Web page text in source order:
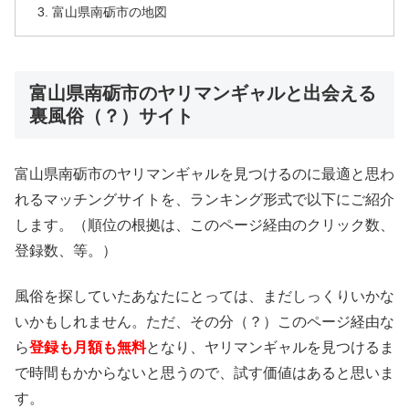
富山県南砺市の地図
富山県南砺市のヤリマンギャルと出会える
裏風俗（？）サイト
富山県南砺市のヤリマンギャルを見つけるのに最適と思わ
れるマッチングサイトを、ランキング形式で以下にご紹介
します。（順位の根拠は、このページ経由のクリック数、
登録数、等。）
風俗を探していたあなたにとっては、まだしっくりいかな
いかもしれません。ただ、その分（？）このページ経由な
ら登録も月額も無料となり、ヤリマンギャルを見つけるま
で時間もかからないと思うので、試す価値はあると思いま
す。